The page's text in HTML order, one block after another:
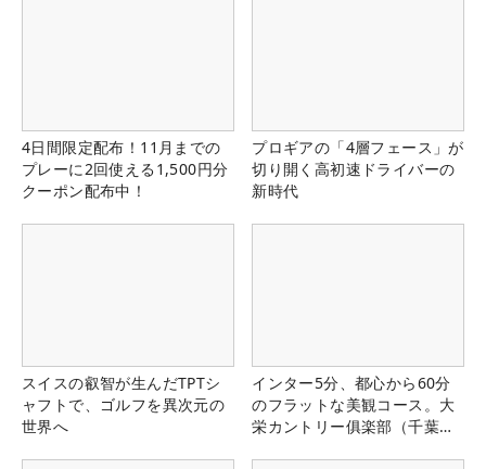
4日間限定配布！11月までの
プレーに2回使える1,500円分
クーポン配布中！
プロギアの「4層フェース」が
切り開く高初速ドライバーの
新時代
スイスの叡智が生んだTPTシ
ャフトで、ゴルフを異次元の
世界へ
インター5分、都心から60分
のフラットな美観コース。大
栄カントリー俱楽部（千葉